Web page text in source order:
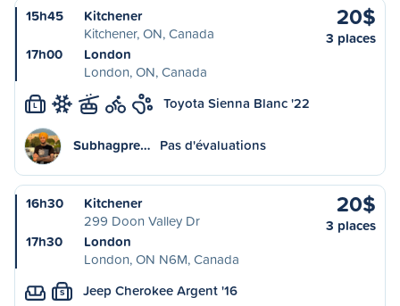
15h45
Kitchener
Kitchener, ON, Canada
17h00
London
London, ON, Canada
20$
3 places
L Toyota Sienna Blanc '22
Subhagpre… Pas d'évaluations
16h30
Kitchener
299 Doon Valley Dr
17h30
London
London, ON N6M, Canada
20$
3 places
S Jeep Cherokee Argent '16